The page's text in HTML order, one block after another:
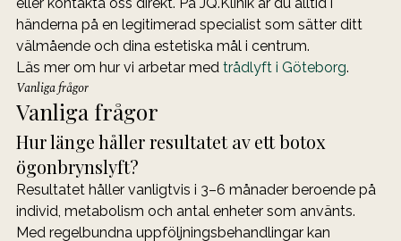
händerna på en legitimerad specialist som sätter ditt
välmående och dina estetiska mål i centrum.
Läs mer om hur vi arbetar med trådlyft i Göteborg.
Vanliga frågor
Vanliga frågor
Hur länge håller resultatet av ett botox
ögonbrynslyft?
Resultatet håller vanligtvis i 3–6 månader beroende på
individ, metabolism och antal enheter som använts.
Med regelbundna uppföljningsbehandlingar kan